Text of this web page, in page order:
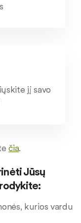
jį savo
čia.
Jūsų
kurios vardu